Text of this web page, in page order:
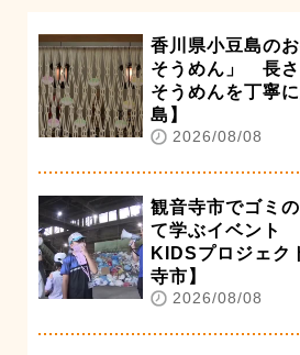
香川県小豆島の
そうめん」 長さ
そうめんを丁寧
島】
2026/08/08
観音寺市でゴミ
て学ぶイベント
KIDSプロジェク
寺市】
2026/08/08